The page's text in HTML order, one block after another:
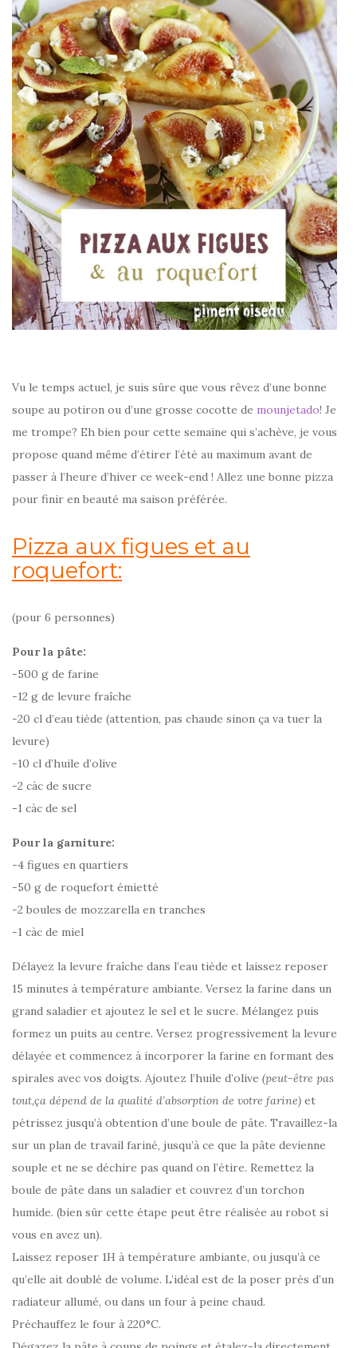
Vu le temps actuel, je suis sûre que vous rêvez d’une bonne
soupe au potiron ou d’une grosse cocotte de mounjetado! Je
me trompe? Eh bien pour cette semaine qui s’achève, je vous
propose quand même d’étirer l’été au maximum avant de
passer à l’heure d’hiver ce week-end ! Allez une bonne pizza
pour finir en beauté ma saison préférée.
Pizza aux figues et au
roquefort:
(pour 6 personnes)
Pour la pâte:
-500 g de farine
-12 g de levure fraîche
-20 cl d’eau tiède (attention, pas chaude sinon ça va tuer la
levure)
-10 cl d’huile d’olive
-2 càc de sucre
-1 càc de sel
Pour la garniture:
-4 figues en quartiers
-50 g de roquefort émietté
-2 boules de mozzarella en tranches
-1 càc de miel
Délayez la levure fraîche dans l’eau tiède et laissez reposer
15 minutes à température ambiante. Versez la farine dans un
grand saladier et ajoutez le sel et le sucre. Mélangez puis
formez un puits au centre. Versez progressivement la levure
délayée et commencez à incorporer la farine en formant des
spirales avec vos doigts. Ajoutez l’huile d’olive (peut-être pas
tout,ça dépend de la qualité d’absorption de votre farine) et
pétrissez jusqu’à obtention d’une boule de pâte. Travaillez-la
sur un plan de travail fariné, jusqu’à ce que la pâte devienne
souple et ne se déchire pas quand on l’étire. Remettez la
boule de pâte dans un saladier et couvrez d’un torchon
humide. (bien sûr cette étape peut être réalisée au robot si
vous en avez un).
Laissez reposer 1H à température ambiante, ou jusqu’à ce
qu’elle ait doublé de volume. L’idéal est de la poser près d’un
radiateur allumé, ou dans un four à peine chaud.
Préchauffez le four à 220°C.